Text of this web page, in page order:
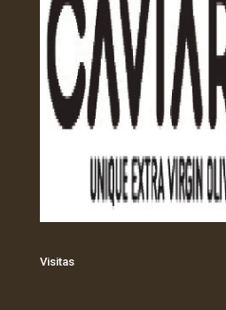
Visitas